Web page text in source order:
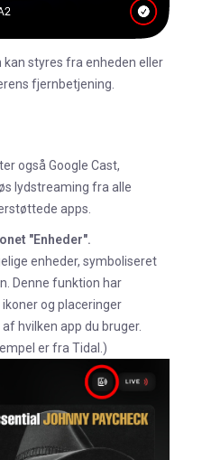
kan styres fra enheden eller
fjernbetjening.
også Google Cast,
lydstreaming fra alle
apps.
"Enheder".
enheder, symboliseret
Denne funktion har
og placeringer
hvilken app du bruger.
er fra Tidal.)